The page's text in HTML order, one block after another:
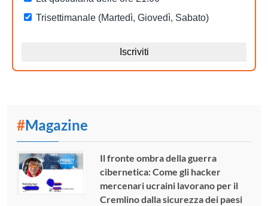
#Magazine
Il fronte ombra della guerra
cibernetica: Come gli hacker
mercenari ucraini lavorano per il
Cremlino dalla sicurezza dei paesi